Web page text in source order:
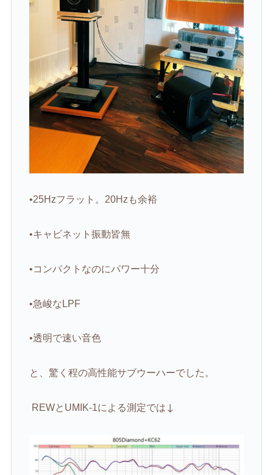
•25Hzフラット。 20Hz も余裕
•キャビネット振動皆無
•コンパクトなのにパワー十分
•急峻な LPF
•透明で速い音色
と、驚く程の高性能サブウーハーでした。
REWと UMIK-1による測定では ↓